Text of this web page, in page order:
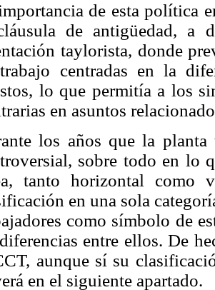
de esta política
de antigüedad, a
taylorista, donde
centradas en la
lo que permitía a los
en asuntos
los años que la
sobre todo en lo
tanto horizontal como
en una sola
como símbolo de
entre ellos. De
aunque sí su
en el siguiente apartado.